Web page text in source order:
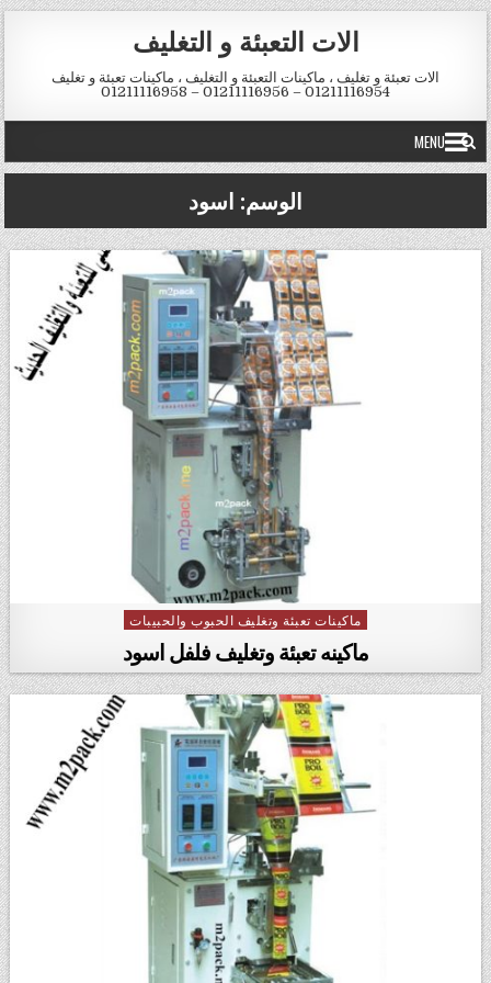
Skip to content
الات التعبئة و التغليف
الات تعبئة و تغليف ، ماكينات التعبئة و التغليف ، ماكينات تعبئة و تغليف
01211116954 – 01211116956 – 01211116958
MENU
الوسم: اسود
Posted in
ماكينات تعبئة وتغليف الحبوب والحبيبات
ماكينه تعبئة وتغليف فلفل اسود